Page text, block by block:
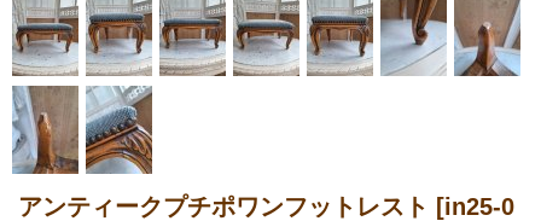
アンティークプチポワンフットレスト [in25-0